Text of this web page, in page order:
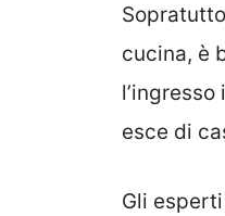
cucina, è
esce di
Gli